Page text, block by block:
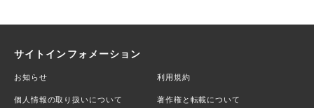
サイトインフォメーション
お知らせ 利用規約
個人情報の取り扱いについて 著作権と転載について